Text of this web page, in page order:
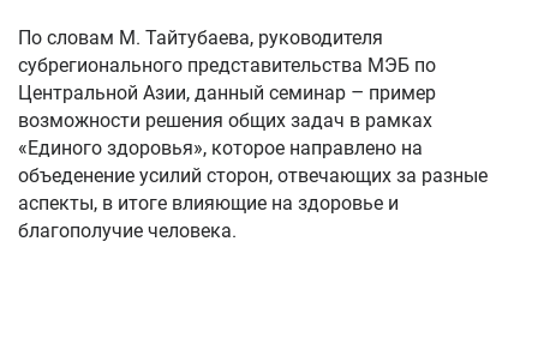
По словам М. Тайтубаева, руководителя
субрегионального представительства МЭБ по
Центральной Азии, данный семинар – пример
возможности решения общих задач в рамках
«Единого здоровья», которое направлено на
объеденение усилий сторон, отвечающих за разные
аспекты, в итоге влияющие на здоровье и
благополучие человека.